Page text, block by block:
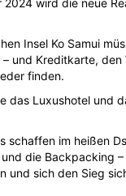
2024 wird die neue
Insel Ko Samui
und Kreditkarte, den
finden.
das Luxushotel und
schaffen im heißen
die Backpacking
und sich den Sieg